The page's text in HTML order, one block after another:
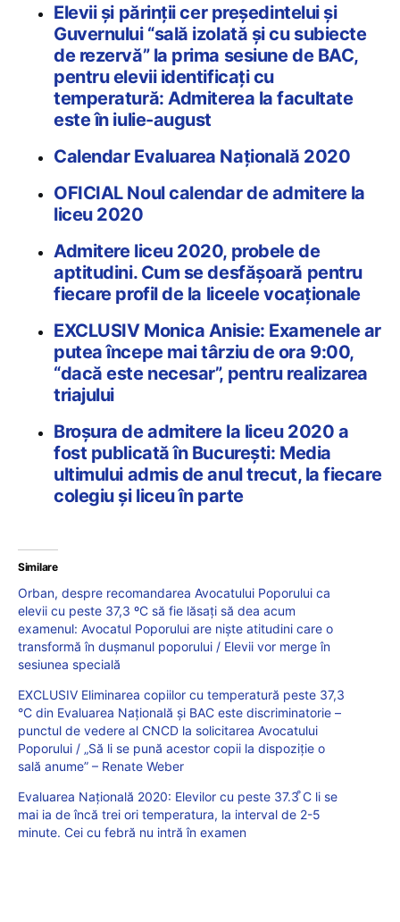
Elevii și părinții cer președintelui și
Guvernului “sală izolată și cu subiecte
de rezervă” la prima sesiune de BAC,
pentru elevii identificați cu
temperatură: Admiterea la facultate
este în iulie-august
Calendar Evaluarea Națională 2020
OFICIAL Noul calendar de admitere la
liceu 2020
Admitere liceu 2020, probele de
aptitudini. Cum se desfăşoară pentru
fiecare profil de la liceele vocaţionale
EXCLUSIV Monica Anisie: Examenele ar
putea începe mai târziu de ora 9:00,
“dacă este necesar”, pentru realizarea
triajului
Broșura de admitere la liceu 2020 a
fost publicată în București: Media
ultimului admis de anul trecut, la fiecare
colegiu și liceu în parte
Similare
Orban, despre recomandarea Avocatului Poporului ca
elevii cu peste 37,3 ºC să fie lăsați să dea acum
examenul: Avocatul Poporului are niște atitudini care o
transformă în dușmanul poporului / Elevii vor merge în
sesiunea specială
EXCLUSIV Eliminarea copiilor cu temperatură peste 37,3
°C din Evaluarea Națională și BAC este discriminatorie –
punctul de vedere al CNCD la solicitarea Avocatului
Poporului / „Să li se pună acestor copii la dispoziție o
sală anume” – Renate Weber
Evaluarea Națională 2020: Elevilor cu peste 37.3 ̊C li se
mai ia de încă trei ori temperatura, la interval de 2-5
minute. Cei cu febră nu intră în examen